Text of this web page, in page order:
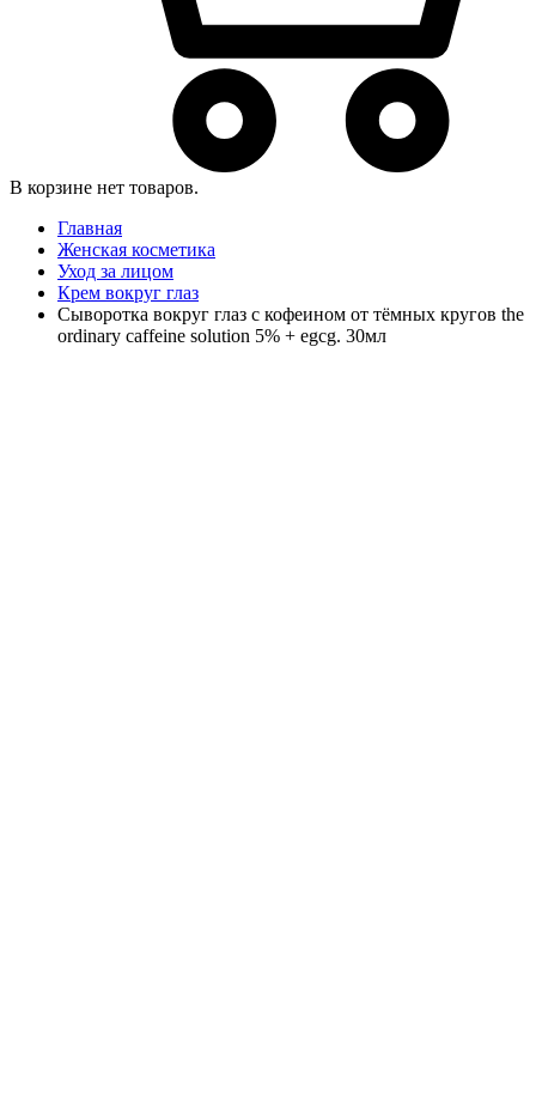
В корзине нет товаров.
Главная
Женская косметика
Уход за лицом
Крем вокруг глаз
Сыворотка вокруг глаз с кофеином от тёмных кругов the
ordinary caffeine solution 5% + egcg. 30мл